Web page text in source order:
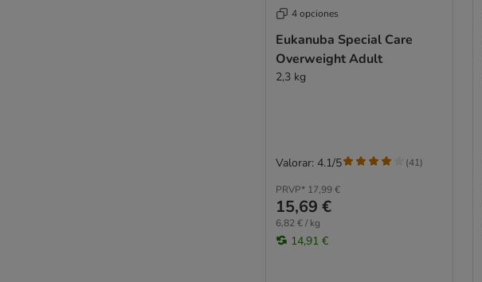
4 opciones
Eukanuba Special Care
Overweight Adult
2,3 kg
PRVP* 17,99 €
15,69 €
6,82 € / kg
14,91 €
Valorar: 4.1/5 (41)